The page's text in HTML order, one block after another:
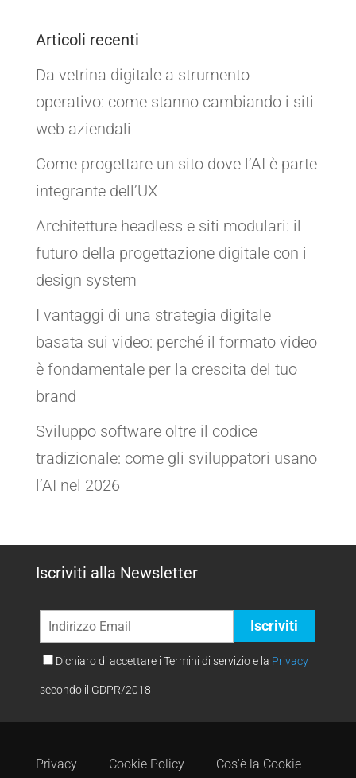
Articoli recenti
Da vetrina digitale a strumento
operativo: come stanno cambiando i siti
web aziendali
Come progettare un sito dove l’AI è parte
integrante dell’UX
Architetture headless e siti modulari: il
futuro della progettazione digitale con i
design system
I vantaggi di una strategia digitale
basata sui video: perché il formato video
è fondamentale per la crescita del tuo
brand
Sviluppo software oltre il codice
tradizionale: come gli sviluppatori usano
l’AI nel 2026
Iscriviti alla Newsletter
Dichiaro di accettare i Termini di servizio e la Privacy
secondo il GDPR/2018
Privacy Cookie Policy Cos'è la Cookie